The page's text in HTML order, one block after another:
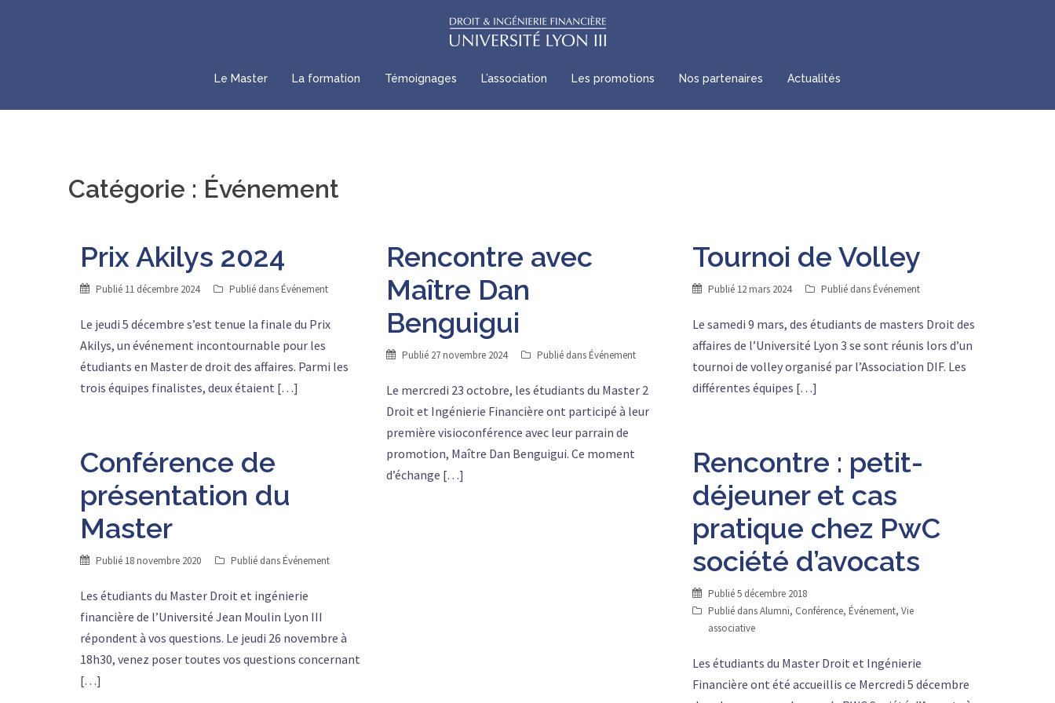
Le Master La formation Témoignages L’association Les promotions Nos partenaires Actualités
Catégorie : Événement
Prix Akilys 2024
Publié 11 décembre 2024 Publié dans Événement
Le jeudi 5 décembre s’est tenue la finale du Prix
Akilys, un événement incontournable pour les
étudiants en Master de droit des affaires. Parmi les
trois équipes finalistes, deux étaient […]
Rencontre avec
Maître Dan
Benguigui
Publié 27 novembre 2024 Publié dans Événement
Le mercredi 23 octobre, les étudiants du Master 2
Droit et Ingénierie Financière ont participé à leur
première visioconférence avec leur parrain de
promotion, Maître Dan Benguigui. Ce moment
d’échange […]
Tournoi de Volley
Publié 12 mars 2024 Publié dans Événement
Le samedi 9 mars, des étudiants de masters Droit des
affaires de l’Université Lyon 3 se sont réunis lors d’un
tournoi de volley organisé par l’Association DIF. Les
différentes équipes […]
Conférence de
présentation du
Master
Publié 18 novembre 2020 Publié dans Événement
Les étudiants du Master Droit et ingénierie
financière de l’Université Jean Moulin Lyon III
répondent à vos questions. Le jeudi 26 novembre à
18h30, venez poser toutes vos questions concernant
[…]
Rencontre : petit-
déjeuner et cas
pratique chez PwC
société d’avocats
Publié5 décembre 2018
Publié dansAlumni, Conférence, Événement, Vie
associative
Les étudiants du Master Droit et Ingénierie
Financière ont été accueillis ce Mercredi 5 décembre